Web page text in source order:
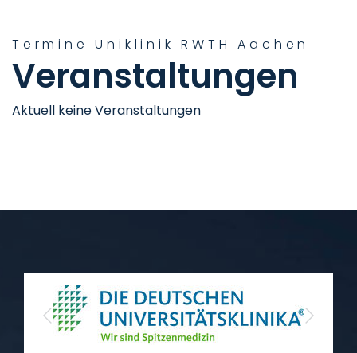
Termine Uniklinik RWTH Aachen
Veranstaltungen
Aktuell keine Veranstaltungen
Previous Next